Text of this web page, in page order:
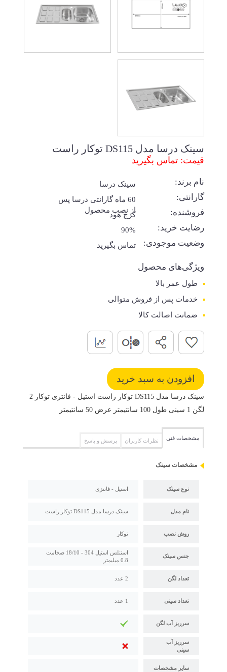
سینک درسا مدل DS115 توکار راست
قیمت: تماس بگیرید
نام برند: سینک درسا
گارانتی:
60 ماه گارانتی درسا پس
از نصب محصول
فروشنده: کرج هود
رضایت خرید: 90%
وضعیت موجودی: تماس بگیرید
ویژگی‌های محصول
طول عمر بالا
خدمات پس از فروش متوالی
ضمانت اصالت کالا
سینک درسا مدل DS115 توکار راست استیل - فانتزی توکار 2
لگن 1 سینی طول 100 سانتیمتر عرض 50 سانتیمتر
مشخصات فنی نظرات کاربران پرسش و پاسخ
مشخصات سینک
نوع سینک استیل - فانتزی
نام مدل سینک درسا مدل DS115 توکار راست
روش نصب توکار
جنس سینک
استنلس استیل 304 - 18/10 ضخامت
0.8 میلیمتر
تعداد لگن 2 عدد
تعداد سینی 1 عدد
سرریز آب لگن
سرریز آب
سینی
سایر مشخصات